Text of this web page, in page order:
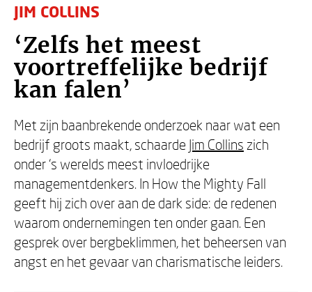
JIM COLLINS
‘Zelfs het meest
voortreffelijke bedrijf
kan falen’
Met zijn baanbrekende onderzoek naar wat een
bedrijf groots maakt, schaarde Jim Collins zich
onder ‘s werelds meest invloedrijke
managementdenkers. In How the Mighty Fall
geeft hij zich over aan de dark side: de redenen
waarom ondernemingen ten onder gaan. Een
gesprek over bergbeklimmen, het beheersen van
angst en het gevaar van charismatische leiders.